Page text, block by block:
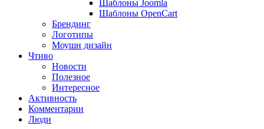
Шаблоны Joomla
Шаблоны OpenCart
Брендинг
Логотипы
Моушн дизайн
Чтиво
Новости
Полезное
Интересное
Активность
Комментарии
Люди